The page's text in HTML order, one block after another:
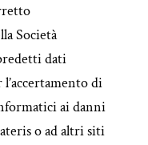
Società
dati
di
ai danni
o ad altri siti